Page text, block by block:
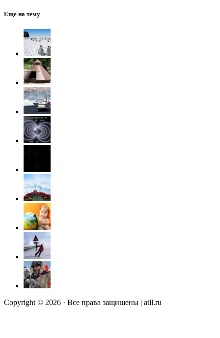
Еще на тему
Copyright © 2026 · Все права защищены | atll.ru